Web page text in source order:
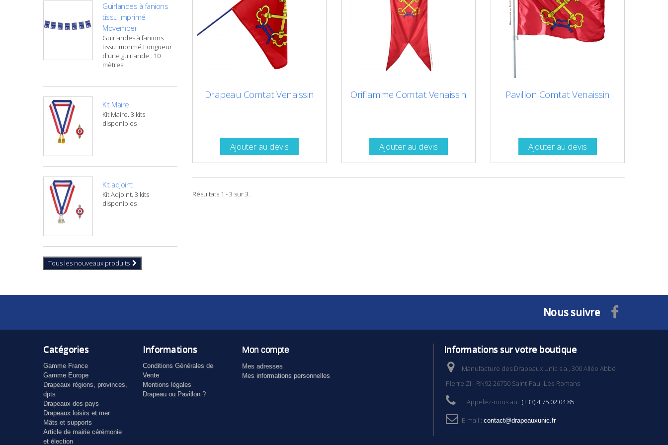
Guirlandes à fanions
tissu imprimé
Movember
Guirlandes à fanions
tissu imprimé.Longueur
d'une guirlande : 10
mètres
Kit Maire
Kit Maire. 3 kits
disponibles
Kit adjoint
Kit Adjoint. 3 kits
disponibles
Tous les nouveaux produits
Drapeau Comtat Venaissin
Ajouter au devis
Oriflamme Comtat Venaissin
Ajouter au devis
Pavillon Comtat Venaissin
Ajouter au devis
Résultats 1 - 3 sur 3.
Nous suivre
Catégories
Gamme France
Gamme Europe
Drapeaux régions, provinces,
dpts
Drapeaux des pays
Drapeaux loisirs et mer
Mâts et supports
Article de mairie cérémonie
et élection
Informations
Conditions Générales de
Vente
Mentions légales
Drapeau ou Pavillon ?
Mon compte
Mes adresses
Mes informations personnelles
Informations sur votre boutique
Manufacture des Drapeaux Unic s.a., 300 Allée Abbé
Pierre ZI - RN92 26750 Saint-Paul-Lès-Romans
Appelez-nous au : (+33) 4 75 02 04 85
E-mail : contact@drapeauxunic.fr